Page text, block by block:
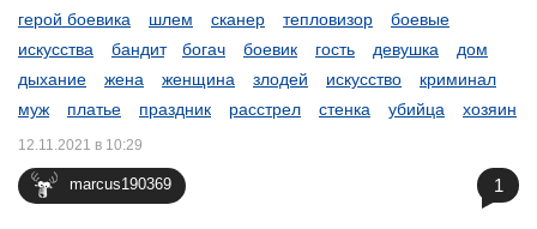
герой боевика
шлем сканер тепловизор
боевые
искусства
бандит богач боевик гость девушка
дом
дыхание
жена женщина злодей искусство
криминал
муж
платье праздник расстрел стенка убийца хозяин
marcus190369
12.11.2021 в 10:29
1